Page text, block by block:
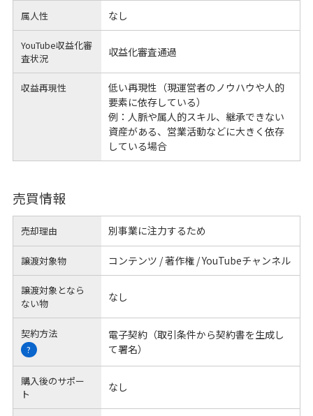
属人性 なし
YouTube収益化審
査状況
収益化審査通過
収益再現性
低い再現性（現運営者のノウハウや人的
要素に依存している）
例：人脈や属人的スキル、継承できない
資産がある、営業活動などに大きく依存
している場合
売買情報
売却理由 別事業に注力するため
譲渡対象物 コンテンツ / 著作権 / YouTubeチャンネル
譲渡対象となら
ない物
なし
契約方法
?
電子契約（取引条件から契約書を生成し
て署名）
購入後のサポー
ト
なし